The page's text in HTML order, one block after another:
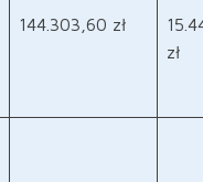
144.303,60 zł
zł